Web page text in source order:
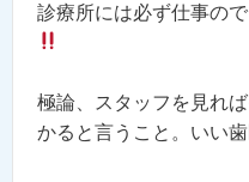
診療所には必ず仕事の
極論、スタッフを見れ
かると言うこと。いい